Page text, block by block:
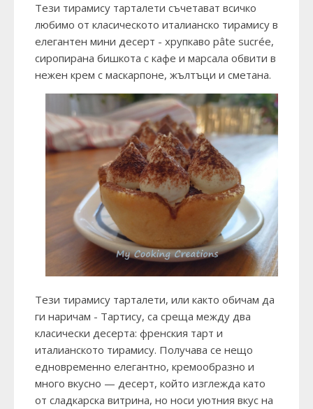
Тези тирамису тарталети съчетават всичко
любимо от класическото италианско тирамису в
елегантен мини десерт - хрупкаво pâte sucrée,
сиропирана бишкота с кафе и марсала обвити в
нежен крем с маскарпоне, жълтъци и сметана.
Тези тирамису тарталети, или както обичам да
ги наричам - Тартису, са среща между два
класически десерта: френския тарт и
италианското тирамису. Получава се нещо
едновременно елегантно, кремообразно и
много вкусно — десерт, който изглежда като
от сладкарска витрина, но носи уютния вкус на